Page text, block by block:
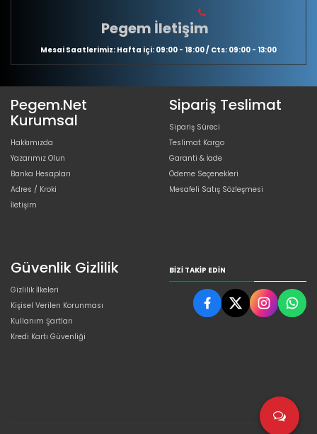
Pegem İletişim
Mesai Saatlerimiz: Hafta içi: 09:00 - 18:00 / Cts: 09:00 - 13:00
Pegem.Net
Kurumsal
Hakkımızda
Yazarımız Olun
Banka Hesapları
Adres / Kroki
İletişim
Sipariş Teslimat
Sipariş Süreci
Teslimat Kargo
Garanti & İade
Ödeme Seçenekleri
Mesafeli Satış Sözleşmesi
Güvenlik Gizlilik
Gizlilik İlkeleri
Kişisel Verilen Korunması
Kullanım Şartları
Kredi Kartı Güvenliği
BIZI TAKIP EDIN